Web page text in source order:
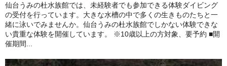
仙台うみの杜水族館では、未経験者でも参加できる体験ダイビング
の受付を行っています。大きな水槽の中で多くの生きものたちと一
緒に泳いでみませんか。仙台うみの杜水族館でしかない体験できな
い貴重な体験を開催しています。 ※10歳以上の方対象、要予約 ■開
催期間...